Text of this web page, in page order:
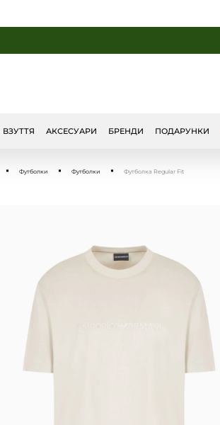
БРЕНДИ
ВЗУТТЯ АКСЕСУАРИ ПОДАРУНКИ
Футболки Футболки Футболка Regular Fit